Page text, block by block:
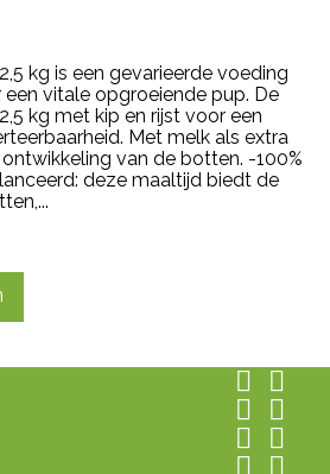
kg is een gevarieerde voeding
vitale opgroeiende pup. De
kg met kip en rijst voor een
Met melk als extra
van de botten. -100%
deze maaltijd biedt de
 
 
 
 